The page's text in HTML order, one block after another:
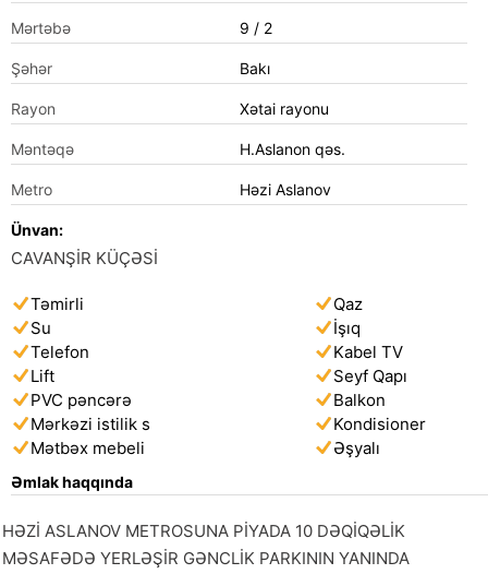
Mərtəbə 9 / 2
Şəhər Bakı
Rayon Xətai rayonu
Məntəqə H.Aslanon qəs.
Metro Həzi Aslanov
Ünvan:
CAVANŞİR KÜÇƏSİ
Təmirli
Qaz
Su
İşıq
Telefon
Kabel TV
Lift
Seyf Qapı
PVC pəncərə
Balkon
Mərkəzi istilik s
Kondisioner
Mətbəx mebeli
Əşyalı
Əmlak haqqında
HƏZİ ASLANOV METROSUNA PİYADA 10 DƏQİQƏLİK
MƏSAFƏDƏ YERLƏŞİR GƏNCLİK PARKININ YANINDA